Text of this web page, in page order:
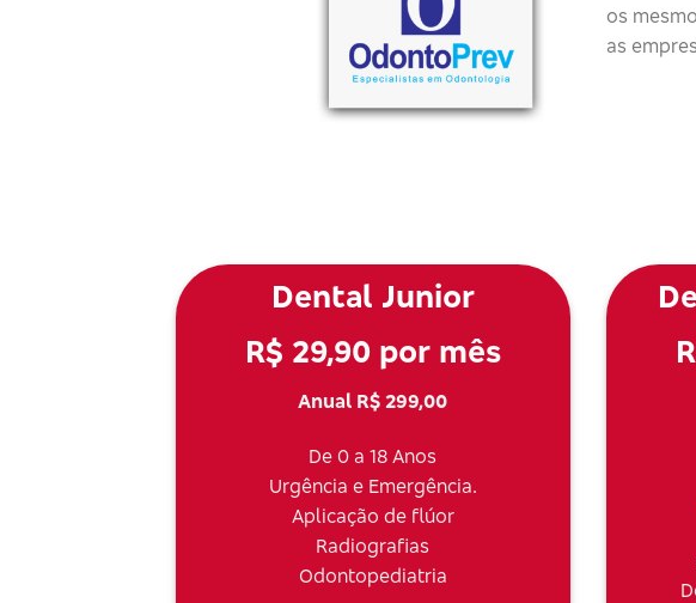
os
as
Dental Junior
R$ 29,90 por mês
Anual R$ 299,00
De 0 a 18 Anos
Urgência e Emergência.
Aplicação de flúor
Radiografias
Odontopediatria